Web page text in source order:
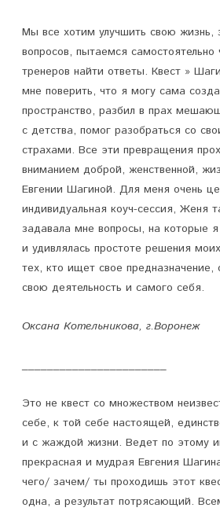
Мы все хотим улучшить свою жизнь,
вопросов, пытаемся
тренеров найти ответы. Квест »
мне поверить, что я могу сама
пространство, разбил в прах
с детства, помог разобраться со
страхами. Все эти превращения
вниманием доброй, женственной,
Евгении Шагиной. Для меня очень
индивидуальная коуч-сессия, Женя
задавала мне вопросы, на которые
и удивлялась простоте решения
тех, кто ищет свое предназначение,
свою деятельность и самого себя.
Оксана Котельникова, г.Воронеж
Это не квест со множеством
себе, к той себе настоящей,
и с жаждой жизни. Ведет по этому
прекрасная и мудрая Евгения
чего/ зачем/ ты проходишь этот
одна, а результат потрясающий.